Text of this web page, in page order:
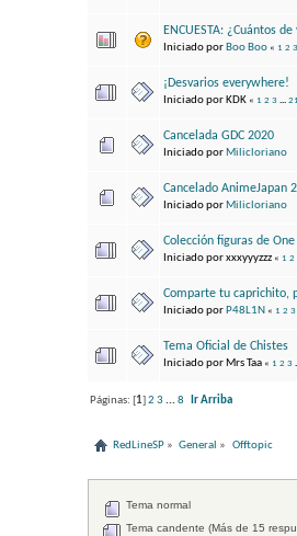
ENCUESTA: ¿Cuántos
Iniciado por Boo Boo « 1 2 3
¡Desvarios everywhere!
Iniciado por KDK « 1 2 3 ...
Cancelada GDC 2020
Iniciado por Milicloriano
Cancelado AnimeJapan
Iniciado por Milicloriano
Colección figuras de
Iniciado por xxxyyyzzz « 1 2
Comparte tu caprichito,
Iniciado por P48L1N « 1 2 3
Tema Oficial de Chistes
Iniciado por Mrs Taa « 1 2 3
Páginas: [1] 2 3 ...8 Ir Arriba
RedLineSP » General » Offtopic
Tema normal
Tema candente (Más de 15